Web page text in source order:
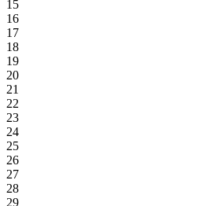
15
16
17
18
19
20
21
22
23
24
25
26
27
28
29